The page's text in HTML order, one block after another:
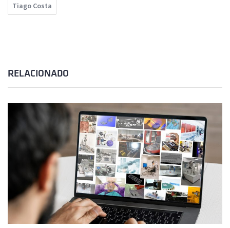
Tiago Costa
RELACIONADO